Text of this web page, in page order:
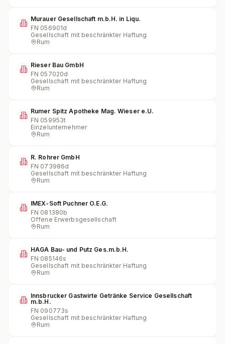
Murauer Gesellschaft m.b.H. in Liqu.
FN 056901d
Gesellschaft mit beschränkter Haftung
Rum
Rieser Bau GmbH
FN 057020d
Gesellschaft mit beschränkter Haftung
Rum
Rumer Spitz Apotheke Mag. Wieser e.U.
FN 059953t
Einzelunternehmer
Rum
R. Rohrer GmbH
FN 073986d
Gesellschaft mit beschränkter Haftung
Rum
IMEX-Soft Puchner O.E.G.
FN 081380b
Offene Erwerbsgesellschaft
Rum
HAGA Bau- und Putz Ges.m.b.H.
FN 085146s
Gesellschaft mit beschränkter Haftung
Rum
Innsbrucker Gastwirte Getränke Service Gesellschaft
m.b.H.
FN 090773s
Gesellschaft mit beschränkter Haftung
Rum